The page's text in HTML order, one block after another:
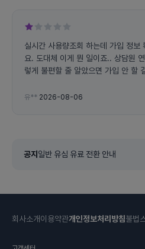
실시간 사용량조회 하는데 가입 정보
요. 도대체 이게 뭔 일이죠.. 상담원
렇게 불편할 줄 알았으면 가입 안 할
유** 2026-08-06
공지 일반 유심 유료 전환 안내
회사소개이용약관개인정보처리방침불법